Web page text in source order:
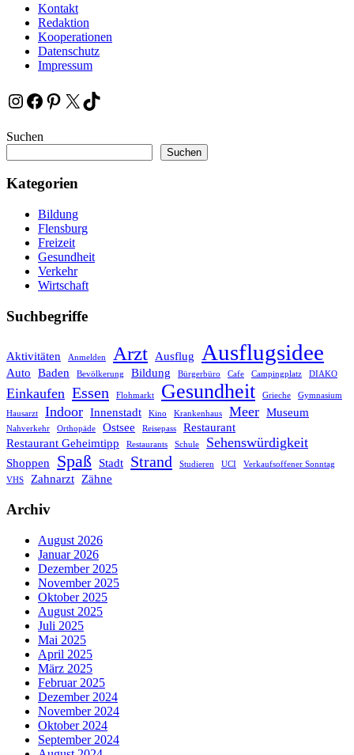
Kontakt
Redaktion
Kooperationen
Datenschutz
Impressum
Instagram
Facebook
Pinterest
X TikTok
Suchen
Suchen
Kategorien
Bildung
Flensburg
Freizeit
Gesundheit
Verkehr
Wirtschaft
Suchbegriffe
Aktivitäten Anmelden Arzt Ausflug Ausflugsidee
Auto Baden Bevölkerung Bildung Bürgerbüro Cafe Campingplatz DIAKO
Einkaufen Essen Flohmarkt Gesundheit Grieche Gymnasium
Hausarzt Indoor Innenstadt Kino Krankenhaus Meer Museum
Nahverkehr Orthopäde Ostsee Reisepass
Restaurant
Restaurant Geheimtipp
Restaurants Schule Sehenswürdigkeit
Shoppen Spaß Stadt Strand Studieren UCI
Verkaufsoffener Sonntag
VHS
Zahnarzt Zähne
Archiv
August 2026
Januar 2026
Dezember 2025
November 2025
Oktober 2025
August 2025
Juli 2025
Mai 2025
April 2025
März 2025
Februar 2025
Dezember 2024
November 2024
Oktober 2024
September 2024